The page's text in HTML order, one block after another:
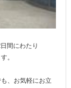
間にわたり
。
、お気軽にお立